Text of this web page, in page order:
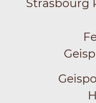
Strasbourg